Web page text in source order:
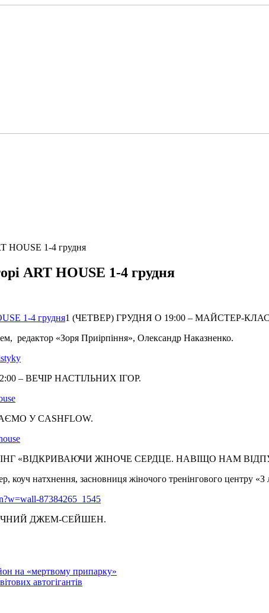
HOUSE 1-4 грудня
ART HOUSE 1-4 грудня
1 (ЧЕТВЕР) ГРУДНЯ О 19:00 – МАЙСТЕР-
редактор «Зоря Приірпіння», Олександр Наказненко.
– ВЕЧІР НАСТІЛЬНИХ ІГОР.
У CASHFLOW.
«ВІДКРИВАЮЧИ ЖІНОЧЕ СЕРДЦЕ. НАВІЩО НАМ
коуч натхнення, засновниця жіночого тренінгового центру
87384265_1545
ДЖЕМ-СЕЙШЕН.
на «мертвому припарку»
автогігантів